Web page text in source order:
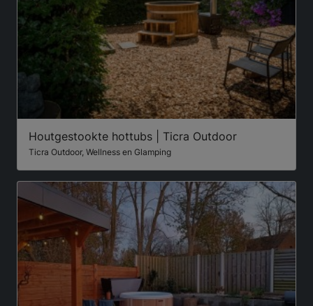
Houtgestookte hottubs | Ticra Outdoor
Ticra Outdoor, Wellness en Glamping